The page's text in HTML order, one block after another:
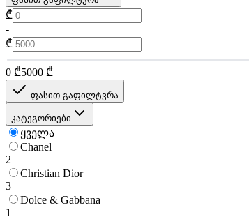
₾
-
₾
0 ₾5000 ₾
ფასით გაფილტვრა
კატეგორიები
ყველა
Chanel
2
Christian Dior
3
Dolce & Gabbana
1